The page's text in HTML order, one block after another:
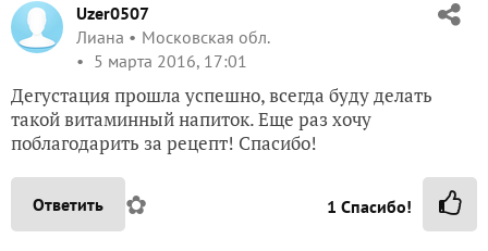
Uzer0507
Лиана
Московская обл.
5 марта 2016, 17:01
Дегустация прошла успешно, всегда буду делать
такой витаминный напиток. Еще раз хочу
поблагодарить за рецепт! Спасибо!
Ответить ✿ 1 Спасибо!